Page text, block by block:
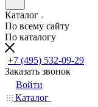
Каталог
По всему сайту
По каталогу
+7 (495) 532-09-29
Заказать звонок
Войти
Каталог